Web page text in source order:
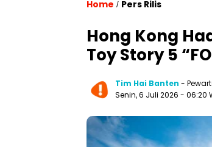
Home / Pers Rilis
Hong Kong
Toy Story 5
Tim Hai Banten -
Senin, 6 Juli 2026 - 06:20